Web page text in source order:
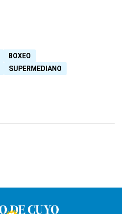
BOXEO
SUPERMEDIANO